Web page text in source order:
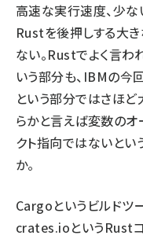
高速な実行速度、少な
Rustを後押しする大
ない。Rustでよく言わ
いう部分も、IBMの今
という部分ではさほど
らかと言えば変数のオ
クト指向ではないと
か。
Cargoというビルドツ
crates.ioというRustコ